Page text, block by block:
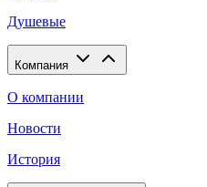
Душевые
Компания
О компании
Новости
История